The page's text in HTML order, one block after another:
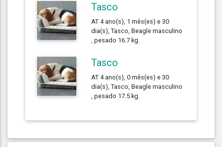
Tasco
AT 4 ano(s), 1 mês(es) e 30
dia(s), Tasco, Beagle masculino
, pesado 16.7 kg.
Tasco
AT 4 ano(s), 0 mês(es) e 30
dia(s), Tasco, Beagle masculino
, pesado 17.5 kg.